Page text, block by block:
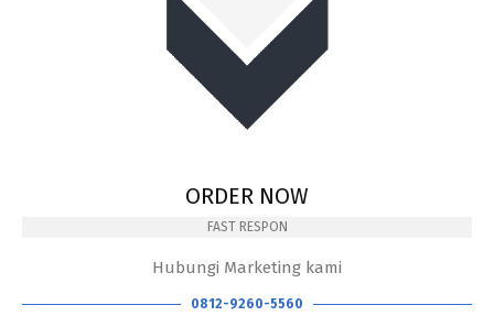
ORDER NOW
FAST RESPON
Hubungi Marketing kami
0812-9260-5560